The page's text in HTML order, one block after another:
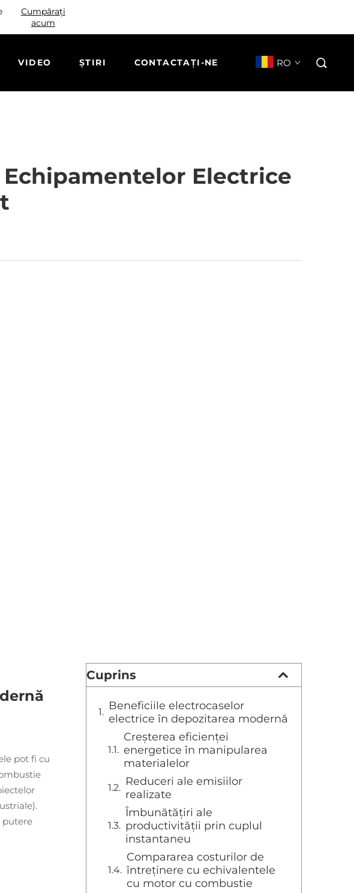
Cumpărați
acum
VIDEO ȘTIRI CONTACTAȚI-NE RO
Electrice
pot fi cu
putere
Cuprins
Beneficiile electrocaselor
electrice în depozitarea modernă
Creșterea eficienței
energetice în manipularea
materialelor
Reduceri ale emisiilor
realizate
Îmbunătățiri ale
productivității prin cuplul
instantaneu
Compararea costurilor de
întreținere cu echivalentele
cu motor cu combustie